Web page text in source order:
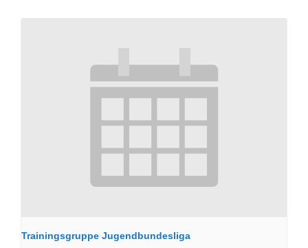
Trainingsgruppe Jugendbundesliga